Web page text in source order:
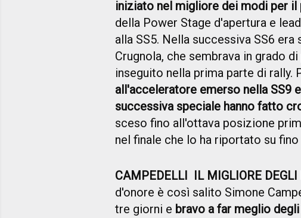
iniziato nel migliore dei modi per il
della Power Stage d'apertura e
alla SS5. Nella successiva SS6
Crugnola, che sembrava in grado
inseguito nella prima parte di rally.
all'acceleratore emerso nella SS9
successiva speciale hanno fatto
sceso fino all'ottava posizione
nel finale che lo ha riportato su
CAMPEDELLI IL MIGLIORE DEGLI
d'onore è così salito Simone
tre giorni e bravo a far meglio